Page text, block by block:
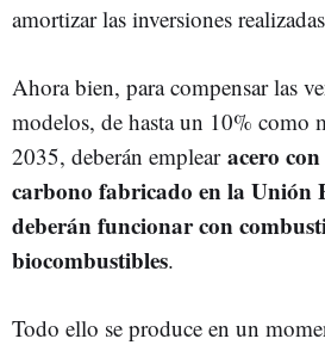
amortizar las inversiones
Ahora bien, para compensar las
modelos, de hasta un 10% como
2035, deberán emplearacero
carbono fabricado en la Unión
deberán funcionar con
biocombustibles.
Todo ello se produce en un